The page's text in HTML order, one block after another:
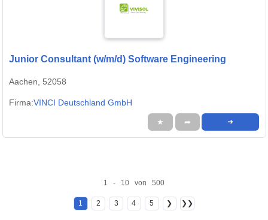
Junior Consultant (w/m/d) Software Engineering
Aachen, 52058
Firma:VINCI Deutschland GmbH
★ ➦ ➜
1 - 10 von 500
1 2 3 4 5 ❯ ❯❯